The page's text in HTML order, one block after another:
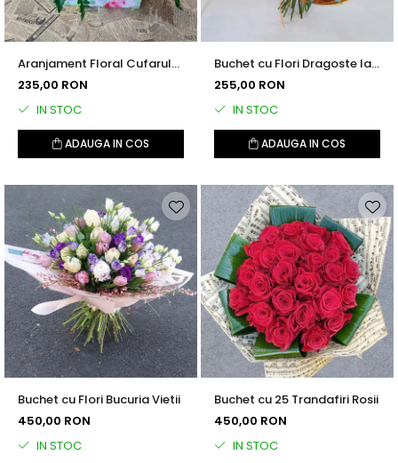
Aranjament Floral Cufarul
cu Emotii
235,00 RON
IN STOC
ADAUGA IN COS
Buchet cu Flori Dragoste la
Prima Vedere
255,00 RON
IN STOC
ADAUGA IN COS
Buchet cu Flori Bucuria Vietii
450,00 RON
IN STOC
Buchet cu 25 Trandafiri Rosii
450,00 RON
IN STOC